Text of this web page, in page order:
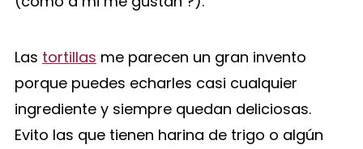
Las tortillas me parecen un gran invento
porque puedes echarles casi cualquier
ingrediente y siempre quedan deliciosas.
Evito las que tienen harina de trigo o algún